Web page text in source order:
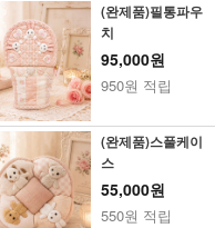
(완제품)필통파우
치
95,000원
950원 적립
(완제품)스풀케이
스
55,000원
550원 적립